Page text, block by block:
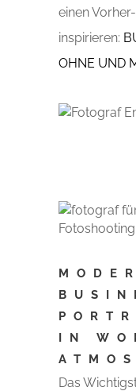
einen
inspirieren:
OHNE UND
IN
Das